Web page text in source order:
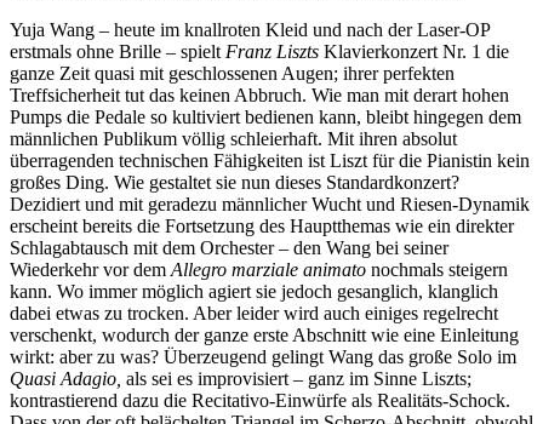
Yuja Wang – heute im knallroten Kleid und nach der Laser-OP
erstmals ohne Brille – spielt Franz Liszts Klavierkonzert Nr. 1 die
ganze Zeit quasi mit geschlossenen Augen; ihrer perfekten
Treffsicherheit tut das keinen Abbruch. Wie man mit derart hohen
Pumps die Pedale so kultiviert bedienen kann, bleibt hingegen dem
männlichen Publikum völlig schleierhaft. Mit ihren absolut
überragenden technischen Fähigkeiten ist Liszt für die Pianistin kein
großes Ding. Wie gestaltet sie nun dieses Standardkonzert?
Dezidiert und mit geradezu männlicher Wucht und Riesen-Dynamik
erscheint bereits die Fortsetzung des Hauptthemas wie ein direkter
Schlagabtausch mit dem Orchester – den Wang bei seiner
Wiederkehr vor dem Allegro marziale animato nochmals steigern
kann. Wo immer möglich agiert sie jedoch gesanglich, klanglich
dabei etwas zu trocken. Aber leider wird auch einiges regelrecht
verschenkt, wodurch der ganze erste Abschnitt wie eine Einleitung
wirkt: aber zu was? Überzeugend gelingt Wang das große Solo im
Quasi Adagio, als sei es improvisiert – ganz im Sinne Liszts;
kontrastierend dazu die Recitativo-Einwürfe als Realitäts-Schock.